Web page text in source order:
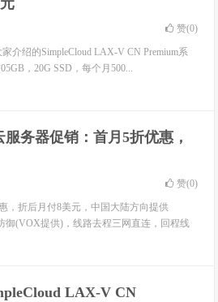
赞(0)
介绍的SimpleCloud LAX-V CN Premium系
，20G SSD，每个月500...
务器促销：首月5折优惠，
赞(0)
，折后月付8美元，中国大陆方向提供
御(VOX提供)，线路去程三网直连，回程线
LAX-V CN